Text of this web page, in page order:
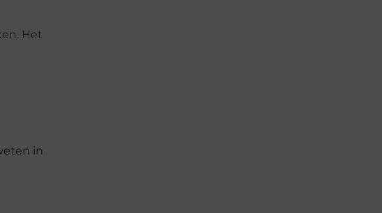
Het
in